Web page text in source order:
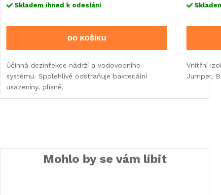
Skladem ihned k odeslání
DO KOŠÍKU
Účinná dezinfekce nádrží a vodovodního
systému. Spolehlivě odstraňuje bakteriální
usazeniny, plísně,
Vnitřní
Jumper,
Mohlo by se vám líbit